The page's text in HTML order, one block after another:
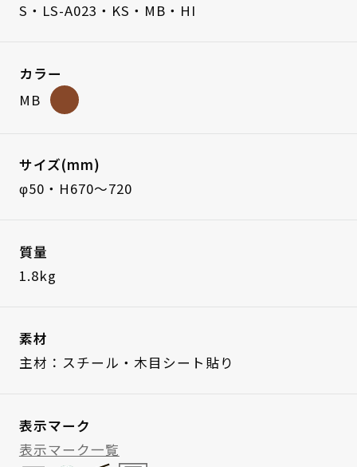
S・LS-A023・KS・MB・HI
カラー
MB
サイズ(mm)
φ50・H670～720
質量
1.8kg
素材
主材：スチール・木目シート貼り
表示マーク
表示マーク一覧